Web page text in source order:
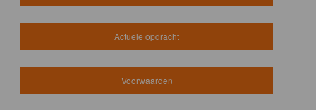
Actuele opdracht
Voorwaarden